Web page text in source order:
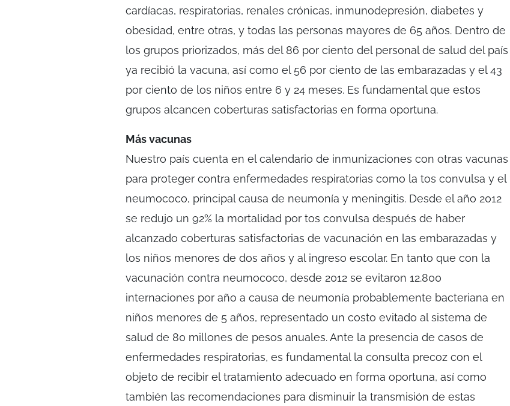
cardíacas, respiratorias, renales crónicas, inmunodepresión, diabetes y
obesidad, entre otras, y todas las personas mayores de 65 años. Dentro de
los grupos priorizados, más del 86 por ciento del personal de salud del país
ya recibió la vacuna, así como el 56 por ciento de las embarazadas y el 43
por ciento de los niños entre 6 y 24 meses. Es fundamental que estos
grupos alcancen coberturas satisfactorias en forma oportuna.
Más vacunas
Nuestro país cuenta en el calendario de inmunizaciones con otras vacunas
para proteger contra enfermedades respiratorias como la tos convulsa y el
neumococo, principal causa de neumonía y meningitis. Desde el año 2012
se redujo un 92% la mortalidad por tos convulsa después de haber
alcanzado coberturas satisfactorias de vacunación en las embarazadas y
los niños menores de dos años y al ingreso escolar. En tanto que con la
vacunación contra neumococo, desde 2012 se evitaron 12.800
internaciones por año a causa de neumonía probablemente bacteriana en
niños menores de 5 años, representado un costo evitado al sistema de
salud de 80 millones de pesos anuales. Ante la presencia de casos de
enfermedades respiratorias, es fundamental la consulta precoz con el
objeto de recibir el tratamiento adecuado en forma oportuna, así como
también las recomendaciones para disminuir la transmisión de estas